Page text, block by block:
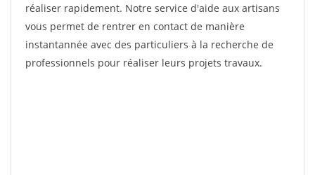
réaliser rapidement. Notre service d'aide aux artisans
vous permet de rentrer en contact de manière
instantannée avec des particuliers à la recherche de
professionnels pour réaliser leurs projets travaux.